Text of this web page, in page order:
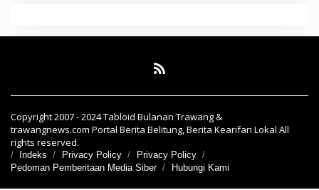
Copyright 2007 - 2024 Tabloid Bulanan Trawang &
trawangnews.com Portal Berita Belitung, Berita Kearifan Lokal All
rights reserved.
Indeks Privacy Policy
Privacy Policy
Pedoman Pemberitaan Media Siber
Hubungi Kami